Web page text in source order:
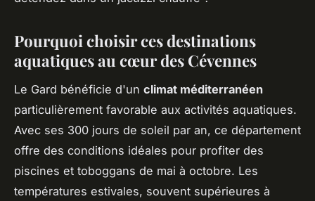
Pourquoi choisir ces destinations
aquatiques au cœur des Cévennes
Le Gard bénéficie d'un climat méditerranéen
particulièrement favorable aux activités aquatiques.
Avec ses 300 jours de soleil par an, ce département
offre des conditions idéales pour profiter des
piscines et toboggans de mai à octobre. Les
températures estivales, souvent supérieures à